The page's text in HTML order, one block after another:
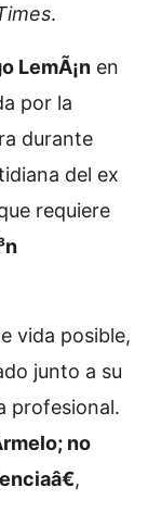
.
LemÃ¡n en
por la
durante
del ex
requiere
vida posible,
junto a su
profesional.
no
,